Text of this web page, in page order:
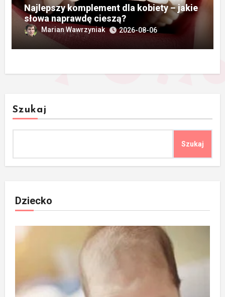
Najlepszy komplement dla kobiety – jakie
słowa naprawdę cieszą?
Marian Wawrzyniak 2026-08-06
Szukaj
Szukaj
Dziecko